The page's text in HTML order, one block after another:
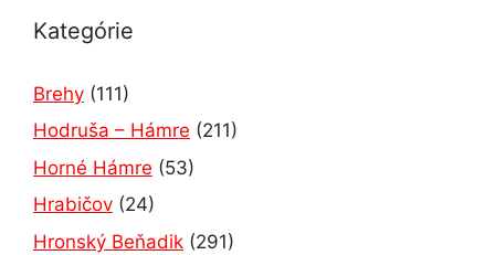
Kategórie
Brehy (111)
Hodruša – Hámre (211)
Horné Hámre (53)
Hrabičov (24)
Hronský Beňadik (291)